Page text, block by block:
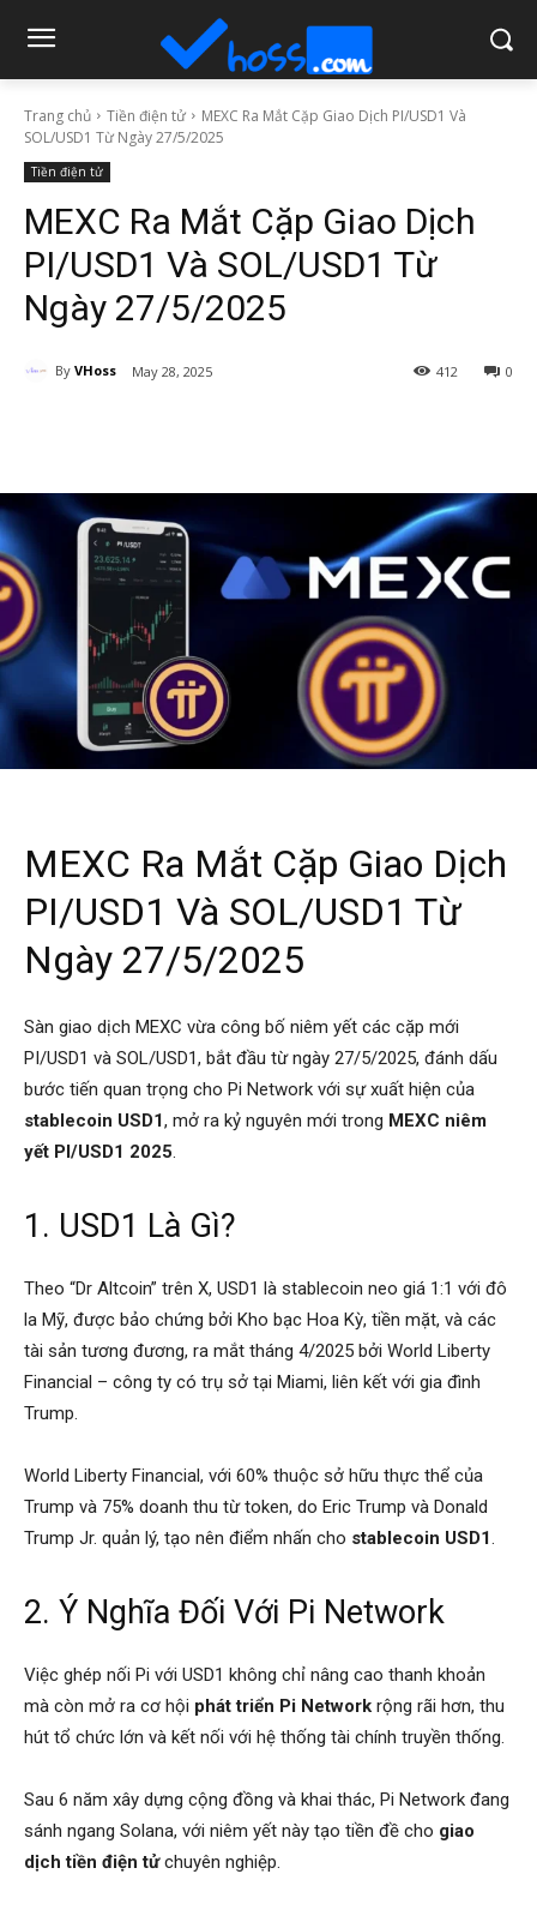
Trang chủ Tiền điện tử
MEXC Ra Mắt Cặp Giao Dịch PI/USD1 Và
SOL/USD1 Từ Ngày 27/5/2025
Tiền điện tử
MEXC Ra Mắt Cặp Giao Dịch
PI/USD1 Và SOL/USD1 Từ
Ngày 27/5/2025
By VHoss May 28, 2025 0
412
MEXC Ra Mắt Cặp Giao Dịch
PI/USD1 Và SOL/USD1 Từ
Ngày 27/5/2025
Sàn giao dịch MEXC vừa công bố niêm yết các cặp mới
PI/USD1 và SOL/USD1, bắt đầu từ ngày 27/5/2025, đánh dấu
bước tiến quan trọng cho Pi Network với sự xuất hiện của
stablecoin USD1, mở ra kỷ nguyên mới trong MEXC niêm
yết PI/USD1 2025.
1. USD1 Là Gì?
Theo “Dr Altcoin” trên X, USD1 là stablecoin neo giá 1:1 với đô
la Mỹ, được bảo chứng bởi Kho bạc Hoa Kỳ, tiền mặt, và các
tài sản tương đương, ra mắt tháng 4/2025 bởi World Liberty
Financial – công ty có trụ sở tại Miami, liên kết với gia đình
Trump.
World Liberty Financial, với 60% thuộc sở hữu thực thể của
Trump và 75% doanh thu từ token, do Eric Trump và Donald
Trump Jr. quản lý, tạo nên điểm nhấn cho stablecoin USD1.
2. Ý Nghĩa Đối Với Pi Network
Việc ghép nối Pi với USD1 không chỉ nâng cao thanh khoản
mà còn mở ra cơ hội phát triển Pi Network rộng rãi hơn, thu
hút tổ chức lớn và kết nối với hệ thống tài chính truyền thống.
Sau 6 năm xây dựng cộng đồng và khai thác, Pi Network đang
sánh ngang Solana, với niêm yết này tạo tiền đề cho giao
dịch tiền điện tửchuyên nghiệp.